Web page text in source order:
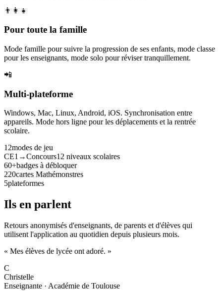
👨‍👩‍👧
Pour toute la famille
Mode famille pour suivre la progression de ses enfants, mode classe
pour les enseignants, mode solo pour réviser tranquillement.
📲
Multi-plateforme
Windows, Mac, Linux, Android, iOS. Synchronisation entre
appareils. Mode hors ligne pour les déplacements et la rentrée
scolaire.
12modes de jeu
CE1→Concours12 niveaux scolaires
60+badges à débloquer
220cartes Mathémonstres
5plateformes
Ils en parlent
Retours anonymisés d'enseignants, de parents et d'élèves qui
utilisent l'application au quotidien depuis plusieurs mois.
« Mes élèves de lycée ont adoré. »
C
Christelle
Enseignante · Académie de Toulouse